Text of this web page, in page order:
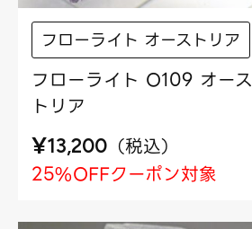
フローライト オーストリア
フローライト O109 オース
トリア
¥13,200 （税込）
25%OFFクーポン対象